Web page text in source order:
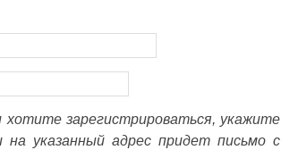
зарегистрироваться, укажите
указанный адрес придет письмо с